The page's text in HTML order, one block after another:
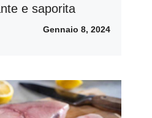
e saporita
Gennaio 8, 2024